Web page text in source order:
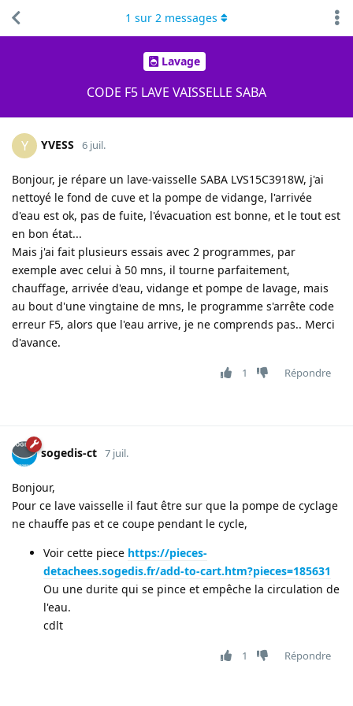
Lavage
CODE F5 LAVE VAISSELLE SABA
1 sur 2 messages
Y YVESS 6 juil.
Bonjour, je répare un lave-vaisselle SABA LVS15C3918W, j'ai
nettoyé le fond de cuve et la pompe de vidange, l'arrivée
d'eau est ok, pas de fuite, l'évacuation est bonne, et le tout est
en bon état...
Mais j'ai fait plusieurs essais avec 2 programmes, par
exemple avec celui à 50 mns, il tourne parfaitement,
chauffage, arrivée d'eau, vidange et pompe de lavage, mais
au bout d'une vingtaine de mns, le programme s'arrête code
erreur F5, alors que l'eau arrive, je ne comprends pas.. Merci
d'avance.
1 Répondre
sogedis-ct 7 juil.
Bonjour,
Pour ce lave vaisselle il faut être sur que la pompe de cyclage
ne chauffe pas et ce coupe pendant le cycle,
Voir cette piece https://pieces-
detachees.sogedis.fr/add-to-cart.htm?pieces=185631
Ou une durite qui se pince et empêche la circulation de
l'eau.
cdlt
1 Répondre